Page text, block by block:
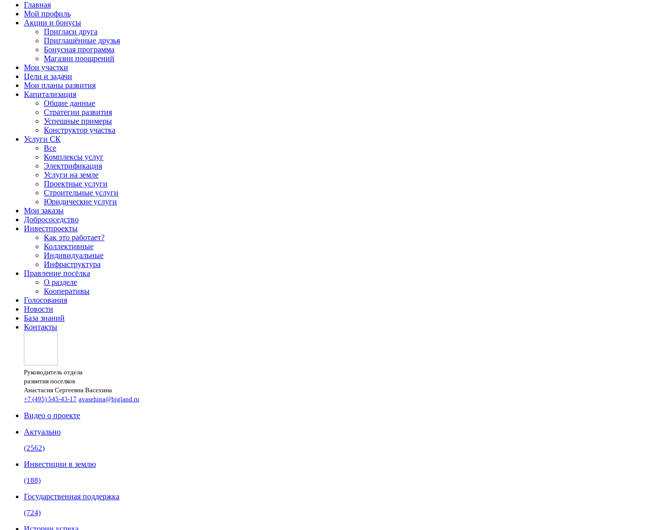
Главная
Мой профиль
Акции и бонусы
Пригласи друга
Приглашённые друзья
Бонусная программа
Магазин поощрений
Мои участки
Цели и задачи
Мои планы развития
Капитализация
Общие данные
Стратегии развития
Успешные примеры
Конструктор участка
Услуги СК
Все
Комплексы услуг
Электрификация
Услуги на земле
Проектные услуги
Строительные услуги
Юридические услуги
Мои заказы
Добрососедство
Инвестпроекты
Как это работает?
Коллективные
Индивидуальные
Инфраструктура
Правление посёлка
О разделе
Кооперативы
Голосования
Новости
База знаний
Контакты
Руководитель отдела
развития поселков
Анастасия Сергеевна Васехина
+7 (495) 545-43-17 avasehina@bigland.ru
Видео о проекте
Актуально
(2562)
Инвестиции в землю
(188)
Государственная поддержка
(724)